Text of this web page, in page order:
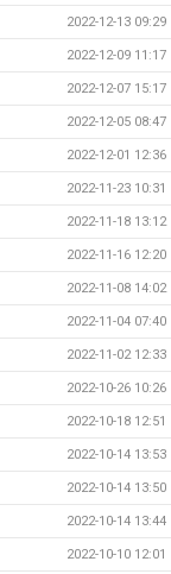
2022-12-13 09:29
2022-12-09 11:17
2022-12-07 15:17
2022-12-05 08:47
2022-12-01 12:36
2022-11-23 10:31
2022-11-18 13:12
2022-11-16 12:20
2022-11-08 14:02
2022-11-04 07:40
2022-11-02 12:33
2022-10-26 10:26
2022-10-18 12:51
2022-10-14 13:53
2022-10-14 13:50
2022-10-14 13:44
2022-10-10 12:01